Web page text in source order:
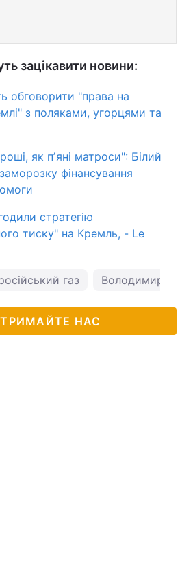
зацікавити новини:
обговорити "права на
з поляками, угорцями та
як пʼяні матроси": Білий
фінансування
стратегію
тиску" на Кремль, - Le
газ Володимир
НАС